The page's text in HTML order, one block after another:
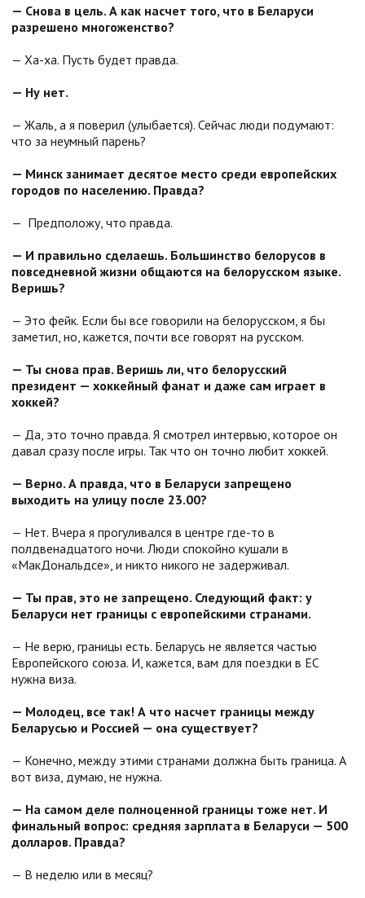
— Снова в цель. А как насчет того, что в Беларуси
разрешено многоженство?
— Ха-ха. Пусть будет правда.
— Ну нет.
— Жаль, а я поверил (улыбается). Сейчас люди подумают:
что за неумный парень?
— Минск занимает десятое место среди европейских
городов по населению. Правда?
— Предположу, что правда.
— И правильно сделаешь. Большинство белорусов в
повседневной жизни общаются на белорусском языке.
Веришь?
— Это фейк. Если бы все говорили на белорусском, я бы
заметил, но, кажется, почти все говорят на русском.
— Ты снова прав. Веришь ли, что белорусский
президент — хоккейный фанат и даже сам играет в
хоккей?
— Да, это точно правда. Я смотрел интервью, которое он
давал сразу после игры. Так что он точно любит хоккей.
— Верно. А правда, что в Беларуси запрещено
выходить на улицу после 23.00?
— Нет. Вчера я прогуливался в центре где-то в
полдвенадцатого ночи. Люди спокойно кушали в
«МакДональдсе», и никто никого не задерживал.
— Ты прав, это не запрещено. Следующий факт: у
Беларуси нет границы с европейскими странами.
— Не верю, границы есть. Беларусь не является частью
Европейского союза. И, кажется, вам для поездки в ЕС
нужна виза.
— Молодец, все так! А что насчет границы между
Беларусью и Россией — она существует?
— Конечно, между этими странами должна быть граница. А
вот виза, думаю, не нужна.
— На самом деле полноценной границы тоже нет. И
финальный вопрос: средняя зарплата в Беларуси — 500
долларов. Правда?
— В неделю или в месяц?